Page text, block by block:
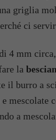
griglia
ci
di 4 mm
la
il burro a
mescolate
a